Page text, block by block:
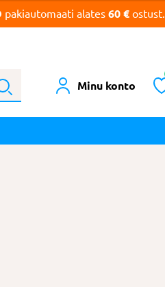
pakiautomaati alates 60 € ostust.
Minu konto